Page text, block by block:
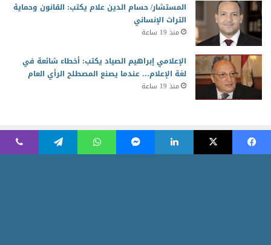
المستشار/ حسام الدين علام يكتب: القانون وحماية
التراث الإنساني
منذ 19 ساعة
الإعلامي إبراهيم الصياد يكتب: أخطاء شائعة في
لغة الإعلام… عندما يصنع المصطلح الرأي العام
منذ 19 ساعة
2026 جميع الحقوق محفوظة للمجلس العربي للمسئولية المجتمعية